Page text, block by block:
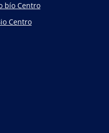
bío Centro
Centro